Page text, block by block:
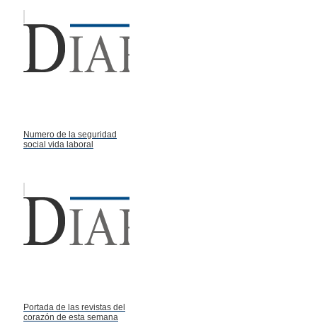
Numero de la seguridad
social vida laboral
Portada de las revistas del
corazón de esta semana